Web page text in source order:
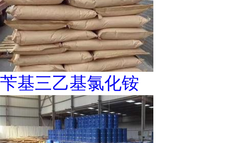
苄基三乙基氯化铵